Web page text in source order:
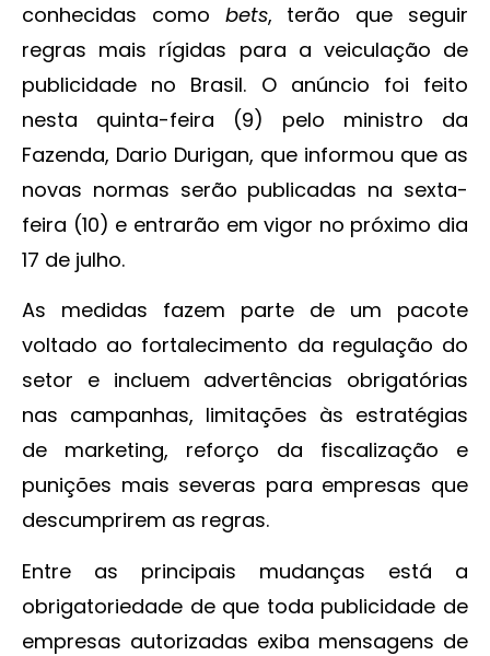
conhecidas como bets, terão que seguir
regras mais rígidas para a veiculação de
publicidade no Brasil. O anúncio foi feito
nesta quinta-feira (9) pelo ministro da
Fazenda, Dario Durigan, que informou que as
novas normas serão publicadas na sexta-
feira (10) e entrarão em vigor no próximo dia
17 de julho.
As medidas fazem parte de um pacote
voltado ao fortalecimento da regulação do
setor e incluem advertências obrigatórias
nas campanhas, limitações às estratégias
de marketing, reforço da fiscalização e
punições mais severas para empresas que
descumprirem as regras.
Entre as principais mudanças está a
obrigatoriedade de que toda publicidade de
empresas autorizadas exiba mensagens de